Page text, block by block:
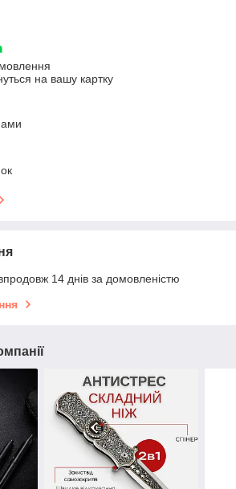
на вашу картку
14 днів за домовленістю